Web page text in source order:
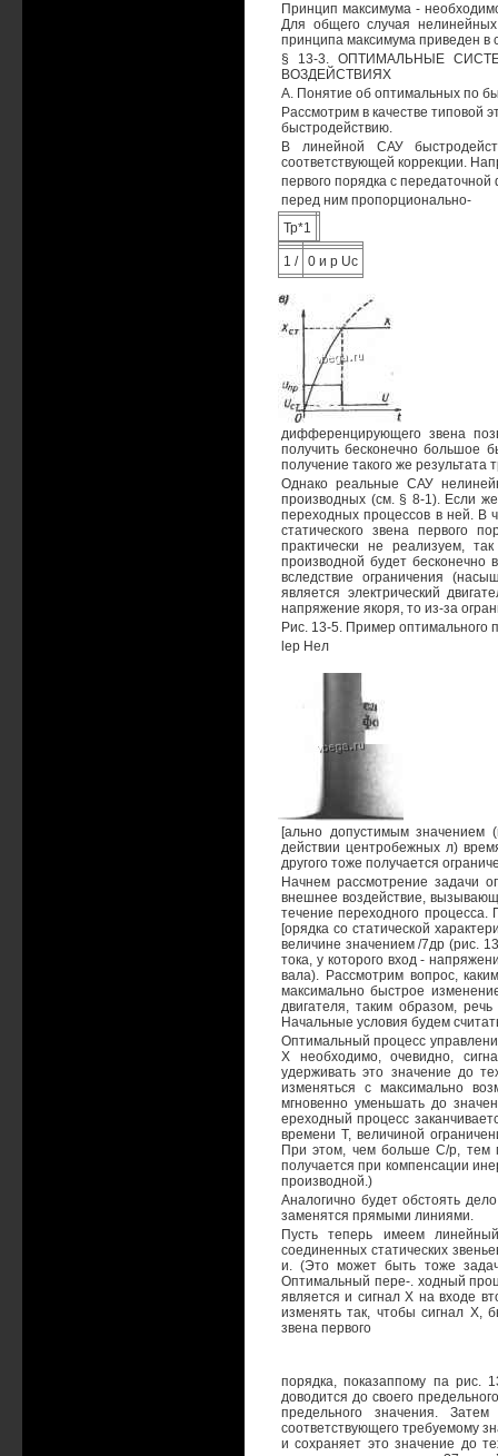
Принцип максимума -
Для общего случая
принципа максимума приведен
§ 13-3. ОПТИМАЛЬНЫЕ
ВОЗДЕЙСТВИЯХ
А. Понятие об оптимальных по
Рассмотрим в качестве типовой
быстродействию.
В линейной САУ
соответствующей коррекции.
первого порядка с
перед ним пропорционально-
Тр*1
1 / 0 и р Uc
дифференцирующего звена
получить бесконечно большое
получение такого же
Однако реальные САУ
производных (см. § 8-1). Если
переходных процессов в ней. В
статического звена первого
практически не реализуем,
производной будет
вследствие ограничения
является электрический
напряжение якоря, то из-за
Рис. 13-5. Пример оптимального
lep Нел
[ально допустимым значением
действии центробежных л)
другого тоже получается
Начнем рассмотрение задачи
внешнее воздействие,
течение переходного процесса.
[орядка со статической
величине значением /7др (рис.
тока, у которого вход -
вала). Рассмотрим вопрос,
максимально быстрое
двигателя, таким образом,
Начальные условия будем
Оптимальный процесс
X необходимо, очевидно,
удерживать это значение до
изменяться с максимально
мгновенно уменьшать до
ереходный процесс
времени Т, величиной
При этом, чем больше С/р, тем
получается при компенсации
производной.)
Аналогично будет обстоять
заменятся прямыми линиями.
Пусть теперь имеем
соединенных статических
и. (Это может быть тоже
Оптимальный пере-. ходный
является и сигнал Х на входе
изменять так, чтобы сигнал X,
звена первого
порядка, показаппому па рис.
доводится до своего
предельного значения.
соответствующего требуемому
и сохраняет это значение до